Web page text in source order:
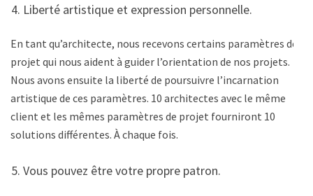
Liberté artistique et expression personnelle.
En tant qu’architecte, nous recevons certains paramètres de
projet qui nous aident à guider l’orientation de nos projets.
Nous avons ensuite la liberté de poursuivre l’incarnation
artistique de ces paramètres. 10 architectes avec le même
client et les mêmes paramètres de projet fourniront 10
solutions différentes. À chaque fois.
Vous pouvez être votre propre patron.